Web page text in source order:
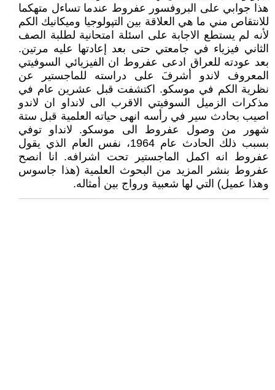
هذا جوابي على البروفسور عفروط عندما تساءل متهكما
للانتقاص مني ما هي العلاقة بين التپولوجيا وميكانيك الكم
لأنه لم يستطع الاجابة على اسئلة امتحانية لطلبة الصف
الثاني فيزياء في جامعتي حتى بعد إعادتها عليه مرتين.
بعد عودته للعراق ادعى عفروط ان الفيزيائي السوفيتي
المعروف لاندو أشرفَ على دراسته للماجستير عن
نظرية الكم في موسكو. اكتشفت قبل عشرين عام في
مذكرات الزميل السوفيتي الاقرب الى لانداو ان لاندو
اصيب بحادث سير في رأسه انهى حياته العلمية قبل ستة
شهور من وصول عفروط الى موسكو. لانداو توفي
بسبب ذلك الحادث عام 1964، نفس العام الذي يقول
عفروط انه اكمل الماجستير تحت اشرافه. انا انصح
عفروط بنشر المزيد من البحوث العلمية (هذا جاسوس
وهذا عميل) التي لها شعبية ورواج بين أمثاله.